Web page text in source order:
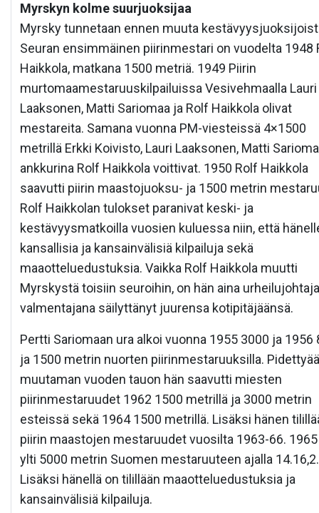
Myrskyn kolme suurjuoksijaa
Myrsky tunnetaan ennen muuta
Seuran ensimmäinen piirinmestari on vuodelta 1948
Haikkola, matkana 1500 metriä. 1949 Piirin
murtomaamestaruuskilpailuissa Vesivehmaalla Lauri
Laaksonen, Matti Sariomaa ja Rolf Haikkola olivat
mestareita. Samana vuonna PM-viesteissä 4×1500
metrillä Erkki Koivisto, Lauri Laaksonen, Matti
ankkurina Rolf Haikkola voittivat. 1950 Rolf Haikkola
saavutti piirin maastojuoksu- ja 1500 metrin
Rolf Haikkolan tulokset paranivat keski- ja
kestävyysmatkoilla vuosien kuluessa niin, että
kansallisia ja kansainvälisiä kilpailuja sekä
maaotteluedustuksia. Vaikka Rolf Haikkola muutti
Myrskystä toisiin seuroihin, on hän aina
valmentajana säilyttänyt juurensa kotipitäjäänsä.
Pertti Sariomaan ura alkoi vuonna 1955 3000 ja 1956
ja 1500 metrin nuorten piirinmestaruuksilla.
muutaman vuoden tauon hän saavutti miesten
piirinmestaruudet 1962 1500 metrillä ja 3000 metrin
esteissä sekä 1964 1500 metrillä. Lisäksi hänen
piirin maastojen mestaruudet vuosilta 1963-66.
ylti 5000 metrin Suomen mestaruuteen ajalla 14.16,2.
Lisäksi hänellä on tilillään maaotteluedustuksia ja
kansainvälisiä kilpailuja.